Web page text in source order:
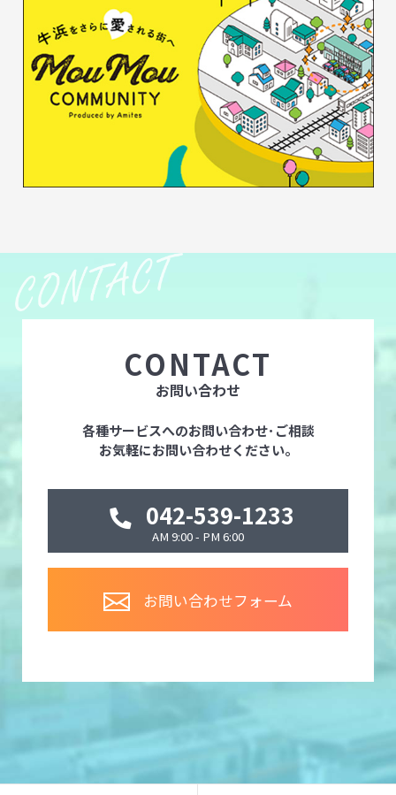
CONTACT
お問い合わせ
各種サービスへのお問い合わせ･ご相談
お気軽にお問い合わせください。
042-539-1233
AM 9:00 - PM 6:00
お問い合わせフォーム